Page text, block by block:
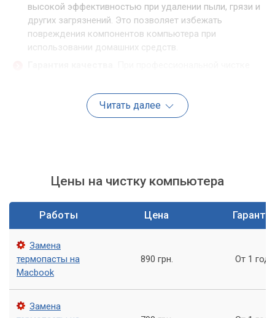
высокой эффективностью при удалении пыли, грязи и
других загрязнений. Это позволяет избежать
повреждения компонентов компьютера при
использовании домашних средств.
проведенные работы. Если в течение определенного
периода времени после чистки возникнут проблемы с
компьютером, то вы можете бесплатно обратиться в
компьютера
Профессиональная чистка компьютера включает в себя
следующие работы:
Очистка корпуса компьютера
проводят очистку корпуса от пыли, грязи и других
загрязнений. Для этого используют
Читать далее
Цены на чистку компьютера
Работы Цена
Замена
термопасты на
Macbook
890 грн. От 1 года
Замена